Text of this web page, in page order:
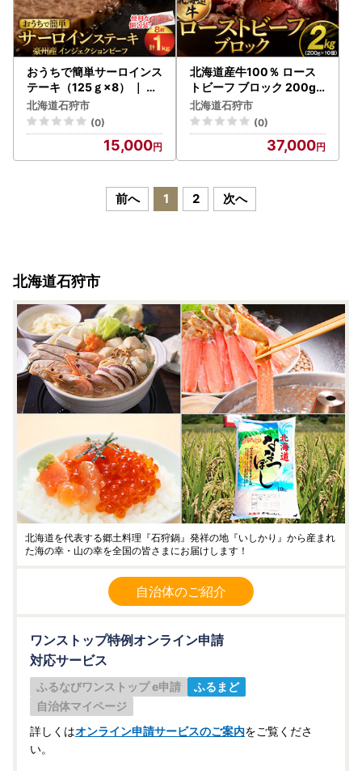
おうちで簡単サーロインス
テーキ（125ｇ×8） ｜ 【
最短4～7日以内発送】 ス
テーキ 冷凍 簡単 北海道石
狩市
北海道石狩市
(0)
15,000
北海道産牛100％ ロース
トビーフ ブロック 200g×
10個｜ 【最短4～7日以内
発送】牛肉 冷凍 北海道石
狩市
北海道石狩市
(0)
37,000
前へ 1 2 次へ
北海道石狩市
北海道を代表する郷土料理『石狩鍋』発祥の地『いしかり』から産まれ
た海の幸・山の幸を全国の皆さまにお届けします！
自治体のご紹介
ワンストップ特例オンライン申請
対応サービス
ふるなびワンストップ e申請
ふるまど
自治体マイページ
詳しくはオンライン申請サービスのご案内をご覧くださ
い。